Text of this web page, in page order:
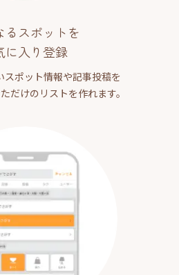
るスポットを
に入り登録
スポット情報や記事投稿を
だけのリストを作れます。